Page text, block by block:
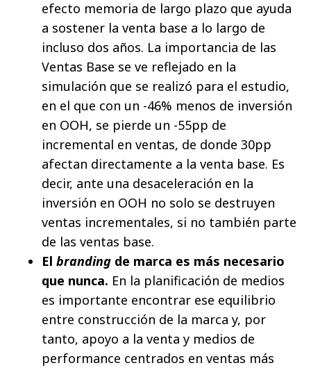
efecto memoria de largo plazo que ayuda
a sostener la venta base a lo largo de
incluso dos años. La importancia de las
Ventas Base se ve reflejado en la
simulación que se realizó para el estudio,
en el que con un -46% menos de inversión
en OOH, se pierde un -55pp de
incremental en ventas, de donde 30pp
afectan directamente a la venta base. Es
decir, ante una desaceleración en la
inversión en OOH no solo se destruyen
ventas incrementales, si no también parte
de las ventas base.
El branding de marca es más necesario
que nunca. En la planificación de medios
es importante encontrar ese equilibrio
entre construcción de la marca y, por
tanto, apoyo a la venta y medios de
performance centrados en ventas más